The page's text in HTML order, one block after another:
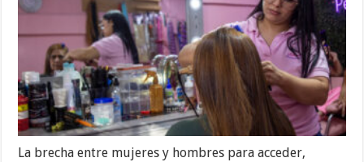
La brecha entre mujeres y hombres para acceder,